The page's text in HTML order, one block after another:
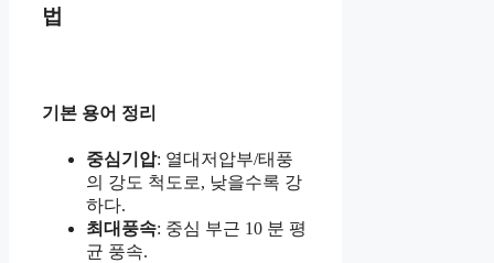
법
기본 용어 정리
중심기압: 열대저압부/태풍
의 강도 척도로, 낮을수록 강
하다.
최대풍속: 중심 부근 10 분 평
균 풍속.